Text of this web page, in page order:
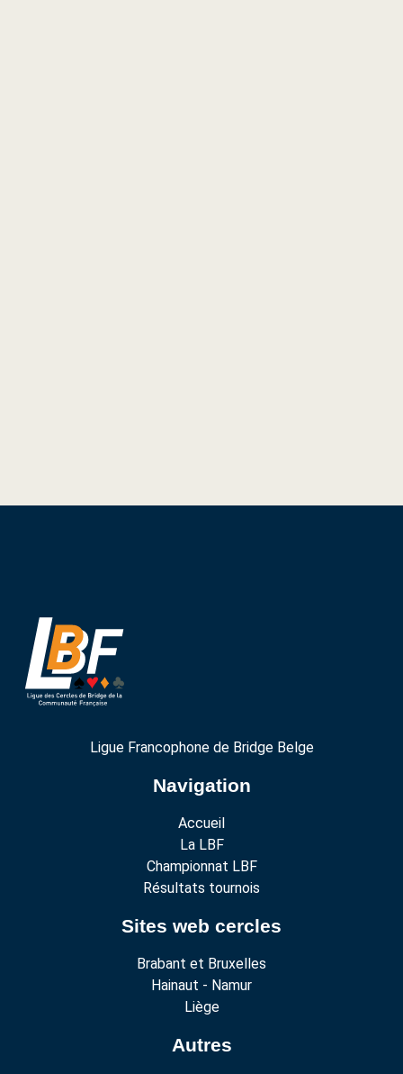
Ligue Francophone de Bridge Belge
Navigation
Accueil
La LBF
Championnat LBF
Résultats tournois
Sites web cercles
Brabant et Bruxelles
Hainaut - Namur
Liège
Autres